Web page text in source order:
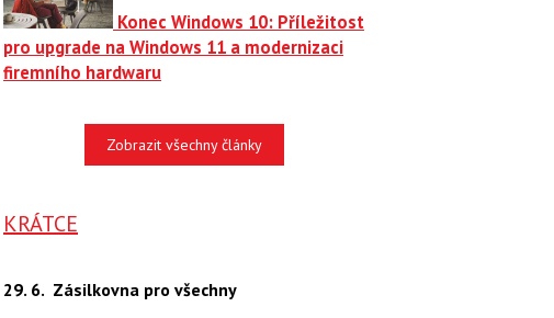
Konec Windows 10: Příležitost
pro upgrade na Windows 11 a modernizaci
firemního hardwaru
Zobrazit všechny články
KRÁTCE
29. 6. Zásilkovna pro všechny